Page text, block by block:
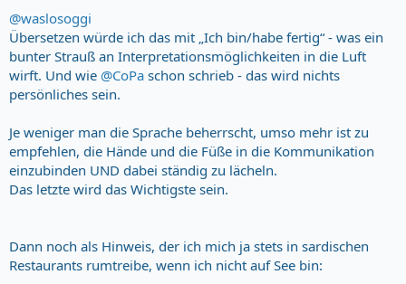
@waslosoggi
Übersetzen würde ich das mit „Ich bin/habe fertig“ - was ein
bunter Strauß an Interpretationsmöglichkeiten in die Luft
wirft. Und wie @CoPa schon schrieb - das wird nichts
persönliches sein.
Je weniger man die Sprache beherrscht, umso mehr ist zu
empfehlen, die Hände und die Füße in die Kommunikation
einzubinden UND dabei ständig zu lächeln.
Das letzte wird das Wichtigste sein.
Dann noch als Hinweis, der ich mich ja stets in sardischen
Restaurants rumtreibe, wenn ich nicht auf See bin: